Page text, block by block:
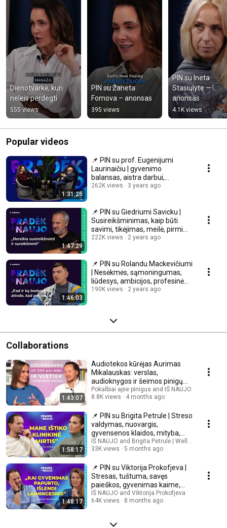
Dienotvarkė, kuri
neleis perdegti
555 views
PIN su Žaneta
Fomova – anonsas
395 views
PIN su Ineta
Stasiulyte —
anonsas
4.1K views
Popular videos
1:31:25
📌 PIN su prof. Eugenijumi
Laurinaičiu | gyvenimo
balansas, aistra darbui,
sprendimai, prasmė
262K views 3 years ago
1:47:29
📌 PIN su Giedriumi Savicku |
Susireikšminimas, kaip būti
savimi, tikėjimas, meilė, pirmi
kartai
222K views 2 years ago
1:46:03
📌 PIN su Rolandu Mackevičiumi
| Nesėkmės, sąmoningumas,
liūdesys, ambicijos, profesinė
savikritika
190K views 2 years ago
Collaborations
1:43:07
Audiotekos kūrėjas Aurimas
Mikalauskas: verslas,
audioknygos ir šeimos pinigų
modelis
Pokalbiai apie pinigus and IŠ NAUJO
8.8K views
4 months ago
1:58:17
📌 PIN su Brigita Petrule | Streso
valdymas, nuovargis,
gyvensenos klaidos, mityba,
ribos, sportas
IŠ NAUJO and Brigita Petrulė | Wellness Coach
33K views
5 months ago
1:48:17
📌 PIN su Viktorija Prokofjeva |
Stresas, tuštuma, savęs
paieškos, gyvenimas kaime,
santykiai
IŠ NAUJO and Viktorija Prokofjeva
64K views
8 months ago